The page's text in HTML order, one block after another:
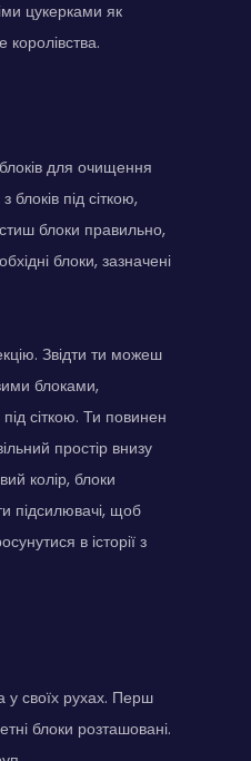
цукерками як
для очищення
під сіткою,
блоки правильно,
блоки, зазначені
Звідти ти можеш
блоками,
сіткою. Ти повинен
простір внизу
колір, блоки
підсилювачі, щоб
в історії з
у своїх рухах. Перш
блоки розташовані.